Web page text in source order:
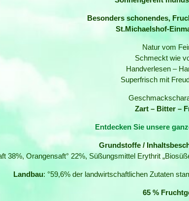
Besonders schonendes,
St.Michaelshof-
Natur vom
Schmeckt wie
Handverlesen –
Superfrisch mit
Zart – Bitter –
Entdecken Sie unsere
Grundstoffe /
38%, Orangensaft° 22%, Süßungsmittel Erythrit
Landbau: °59,6% der landwirtschaftlichen Zutaten
65 %